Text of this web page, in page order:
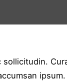
sollicitudin.